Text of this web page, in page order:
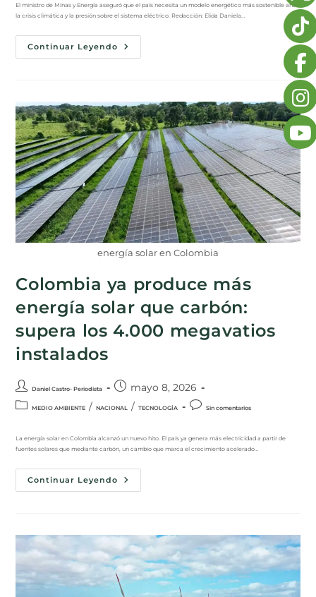
El ministro de Minas y Energía aseguró que el país necesita un modelo energético más sostenible ante
la crisis climática y la presión sobre el sistema eléctrico. Redacción: Elida Daniela…
Continuar Leyendo
energía solar en Colombia
Colombia ya produce más
energía solar que carbón:
supera los 4.000 megavatios
instalados
Daniel Castro- Periodista mayo 8, 2026
MEDIO AMBIENTE / NACIONAL / TECNOLOGÍA Sin comentarios
La energía solar en Colombia alcanzó un nuevo hito. El país ya genera más electricidad a partir de
fuentes solares que mediante carbón, un cambio que marca el crecimiento acelerado…
Continuar Leyendo